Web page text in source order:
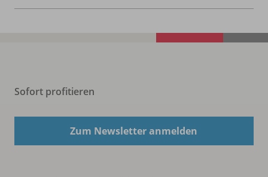
Sofort profitieren
Zum Newsletter anmelden